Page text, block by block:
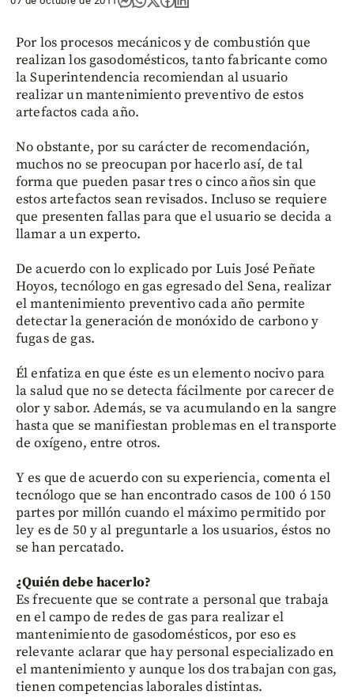
Por los procesos mecánicos y de combustión que
realizan los gasodomésticos, tanto fabricante como
la Superintendencia recomiendan al usuario
realizar un mantenimiento preventivo de estos
artefactos cada año.
No obstante, por su carácter de recomendación,
muchos no se preocupan por hacerlo así, de tal
forma que pueden pasar tres o cinco años sin que
estos artefactos sean revisados. Incluso se requiere
que presenten fallas para que el usuario se decida a
llamar a un experto.
De acuerdo con lo explicado por Luis José Peñate
Hoyos, tecnólogo en gas egresado del Sena, realizar
el mantenimiento preventivo cada año permite
detectar la generación de monóxido de carbono y
fugas de gas.
Él enfatiza en que éste es un elemento nocivo para
la salud que no se detecta fácilmente por carecer de
olor y sabor. Además, se va acumulando en la sangre
hasta que se manifiestan problemas en el transporte
de oxígeno, entre otros.
Y es que de acuerdo con su experiencia, comenta el
tecnólogo que se han encontrado casos de 100 ó 150
partes por millón cuando el máximo permitido por
ley es de 50 y al preguntarle a los usuarios, éstos no
se han percatado.
¿Quién debe hacerlo?
Es frecuente que se contrate a personal que trabaja
en el campo de redes de gas para realizar el
mantenimiento de gasodomésticos, por eso es
relevante aclarar que hay personal especializado en
el mantenimiento y aunque los dos trabajan con gas,
tienen competencias laborales distintas.